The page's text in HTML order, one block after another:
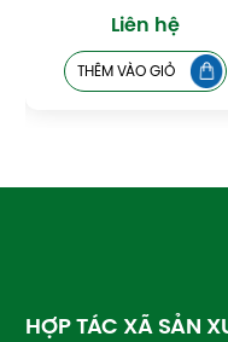
Liên hệ
THÊM VÀO GIỎ
HỢP TÁC XÃ SẢN